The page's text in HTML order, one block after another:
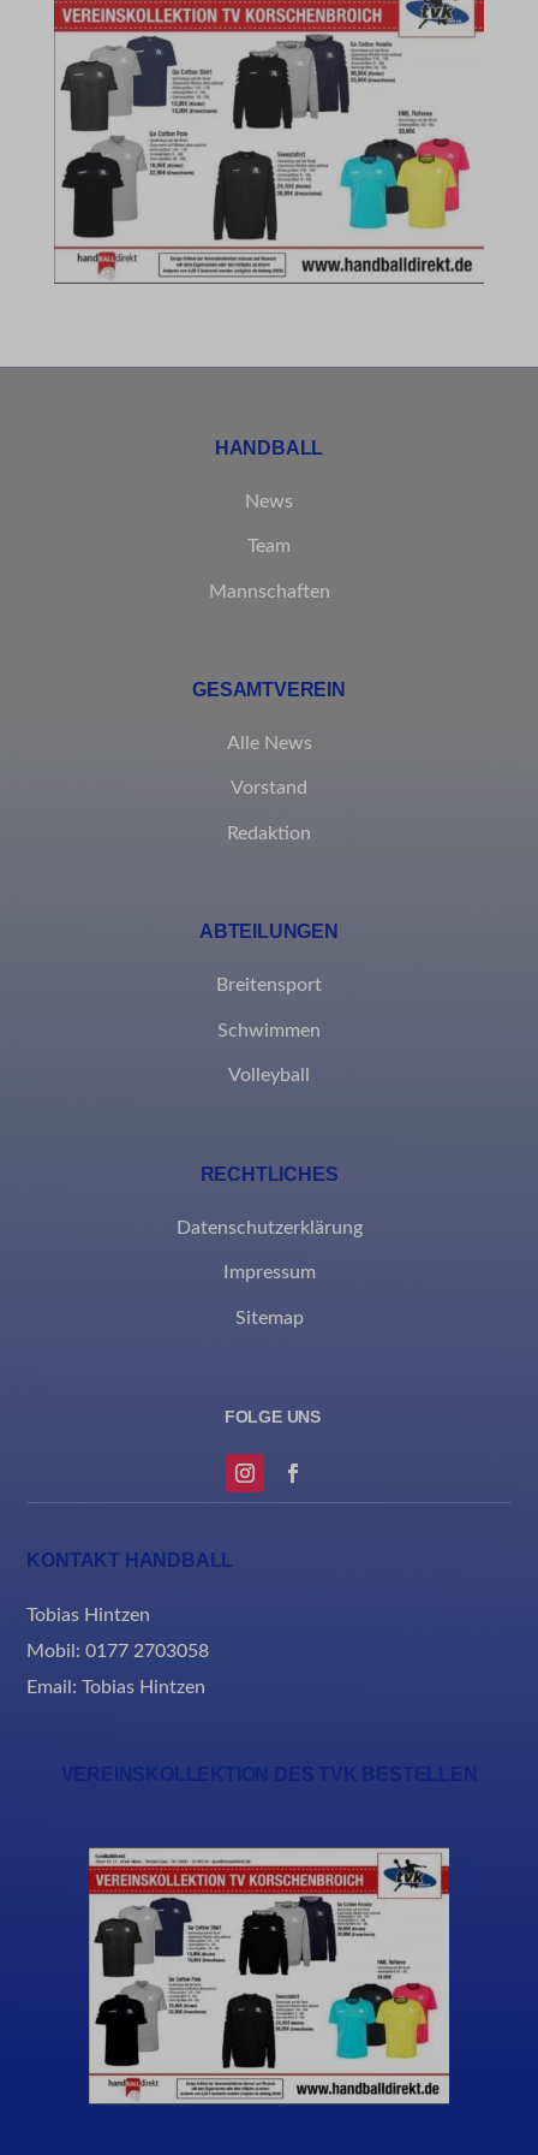
HANDBALL
News
Team
Mannschaften
GESAMTVEREIN
Alle News
Vorstand
Redaktion
ABTEILUNGEN
Breitensport
Schwimmen
Volleyball
RECHTLICHES
Datenschutzerklärung
Impressum
Sitemap
KONTAKT HANDBALL
Tobias Hintzen
Mobil: 0177 2703058
Email: Tobias Hintzen
VEREINSKOLLEKTION DES TVK BESTELLEN
_clck
Diese Kategorie umfasst alle Cookies, Domains und Dienste, die
nicht in die anderen spezifischen Kategorien fallen oder nicht
eindeutig kategorisiert wurden.
Details anzeigen
borlabs-cookie
et-editing-post-*
et-recommend-sync-post-*